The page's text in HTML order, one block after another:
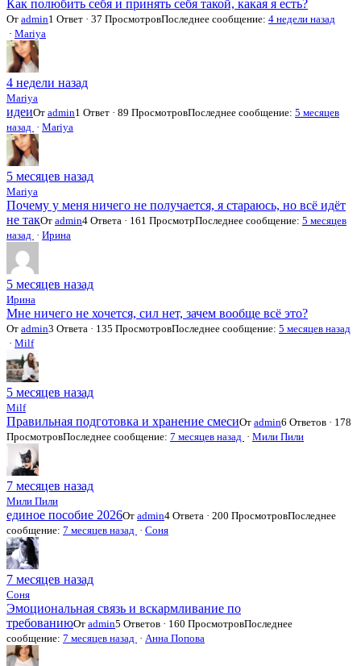
Как полюбить себя и принять себя такой, какая я есть?
От admin1 Ответ · 37 ПросмотровПоследнее сообщение: 4 недели назад
· Mariya
4 недели назад
Mariya
идеиОт admin1 Ответ · 89 ПросмотровПоследнее сообщение: 5 месяцев
назад · Mariya
5 месяцев назад
Mariya
Почему у меня ничего не получается, я стараюсь, но всё идёт
не такОт admin4 Ответа · 161 ПросмотрПоследнее сообщение: 5 месяцев
назад · Ирина
5 месяцев назад
Ирина
Мне ничего не хочется, сил нет, зачем вообще всё это?
От admin3 Ответа · 135 ПросмотровПоследнее сообщение: 5 месяцев назад
· Milf
5 месяцев назад
Milf
Правильная подготовка и хранение смесиОт admin6 Ответов · 178
ПросмотровПоследнее сообщение: 7 месяцев назад · Мили Пили
7 месяцев назад
Мили Пили
единое пособие 2026От admin4 Ответа · 200 ПросмотровПоследнее
сообщение: 7 месяцев назад · Соня
7 месяцев назад
Соня
Эмоциональная связь и вскармливание по
требованиюОт admin5 Ответов · 160 ПросмотровПоследнее
сообщение: 7 месяцев назад · Анна Попова